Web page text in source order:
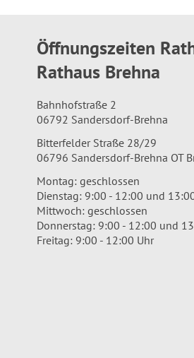
Öffnungszeiten
Rathaus Brehna
Bahnhofstraße 2
06792 Sandersdorf-Brehna
Bitterfelder Straße 28/29
06796 Sandersdorf-Brehna OT
Montag: geschlossen
Dienstag: 9:00 - 12:00 und
Mittwoch: geschlossen
Donnerstag: 9:00 - 12:00 und
Freitag: 9:00 - 12:00 Uhr